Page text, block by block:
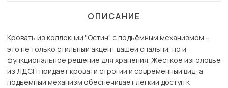
ОПИСАНИЕ
Кровать из коллекции "Остин" с подъёмным механизмом –
это не только стильный акцент вашей спальни, но и
функциональное решение для хранения. Жёсткое изголовье
из ЛДСП придаёт кровати строгий и современный вид, а
подъёмный механизм обеспечивает лёгкий доступ к